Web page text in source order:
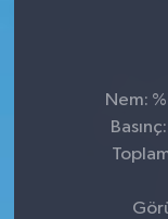
Nem: